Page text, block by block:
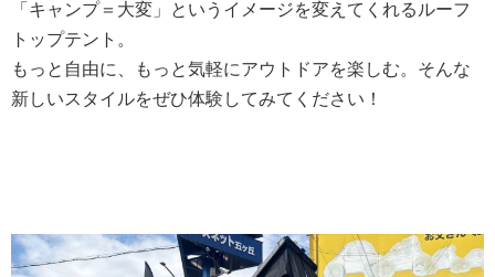
「キャンプ＝大変」というイメージを変えてくれるルーフ
トップテント。
もっと自由に、もっと気軽にアウトドアを楽しむ。そんな
新しいスタイルをぜひ体験してみてください！